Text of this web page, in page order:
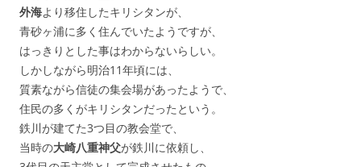
外海より移住したキリシタンが、
青砂ヶ浦に多く住んでいたようですが、
はっきりとした事はわからないらしい。
しかしながら明治11年頃には、
質素ながら信徒の集会場があったようで、
住民の多くがキリシタンだったという。
鉄川が建てた3つ目の教会堂で、
当時の大崎八重神父が鉄川に依頼し、